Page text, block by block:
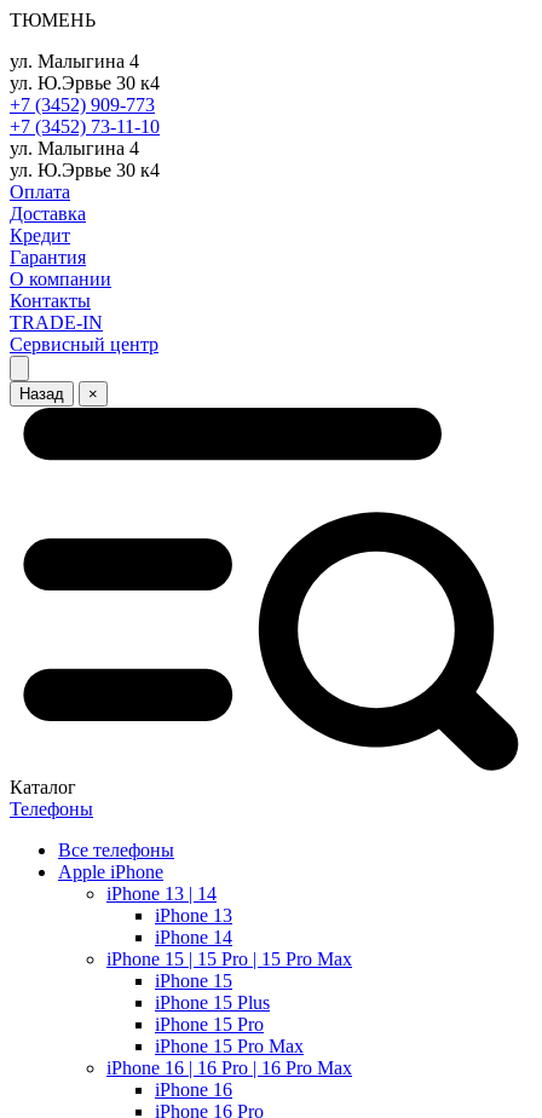
ТЮМЕНЬ
ул. Малыгина 4
ул. Ю.Эрвье 30 к4
+7 (3452) 909-773
+7 (3452) 73-11-10
ул. Малыгина 4
ул. Ю.Эрвье 30 к4
Оплата
Доставка
Кредит
Гарантия
О компании
Контакты
TRADE-IN
Сервисный центр
Назад ×
Каталог
Телефоны
Все телефоны
Apple iPhone
iPhone 13 | 14
iPhone 13
iPhone 14
iPhone 15 | 15 Pro | 15 Pro Max
iPhone 15
iPhone 15 Plus
iPhone 15 Pro
iPhone 15 Pro Max
iPhone 16 | 16 Pro | 16 Pro Max
iPhone 16
iPhone 16 Pro